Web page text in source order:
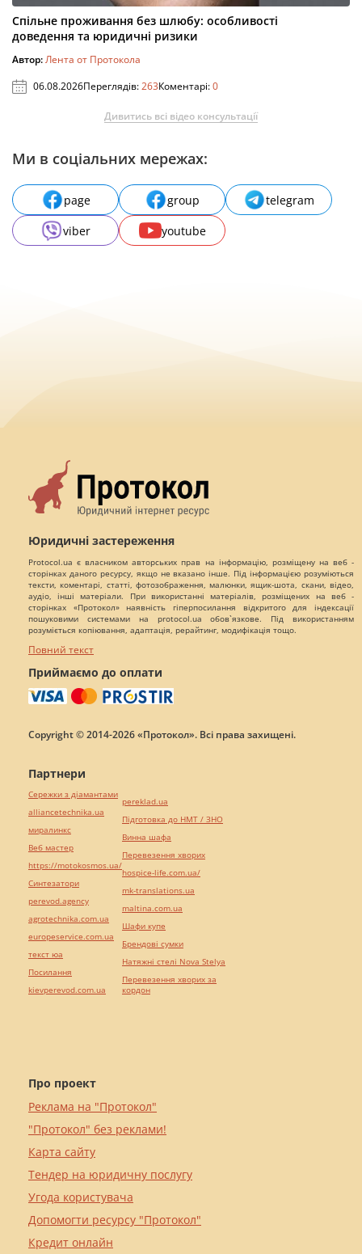
Спільне проживання без шлюбу: особливості
доведення та юридичні ризики
Автор:Лента от Протокола
06.08.2026Переглядів:263Коментарі:0
Дивитись всі відео консультації
Ми в соціальних мережах:
page group
telegram
viber
youtube
Юридичні застереження
Protocol.ua є власником авторських прав на інформацію, розміщену на веб -
сторінках даного ресурсу, якщо не вказано інше. Під інформацією розуміються
тексти, коментарі, статті, фотозображення, малюнки, ящик-шота, скани, відео,
аудіо, інші матеріали. При використанні матеріалів, розміщених на веб -
сторінках «Протокол» наявність гіперпосилання відкритого для індексації
пошуковими системами на protocol.ua обов`язкове. Під використанням
розуміється копіювання, адаптація, рерайтинг, модифікація тощо.
Повний текст
Приймаємо до оплати
Copyright © 2014-2026 «Протокол». Всі права захищені.
Про проект
Реклама на "Протокол"
"Протокол" без реклами!
Карта сайту
Тендер на юридичну послугу
Угода користувача
Допомогти ресурсу "Протокол"
Кредит онлайн
Партнери
Сережки з діамантами
alliancetechnika.ua
миралинкс
Веб мастер
https://motokosmos.ua/
Синтезатори
perevod.agency
agrotechnika.com.ua
europeservice.com.ua
текст юа
Посилання
kievperevod.com.ua
pereklad.ua
Підготовка до НМТ / ЗНО
Винна шафа
Перевезення хворих
hospice-life.com.ua/
mk-translations.ua
maltina.com.ua
Шафи купе
Брендові сумки
Натяжні стелі Nova Stelya
Перевезення хворих за
кордон